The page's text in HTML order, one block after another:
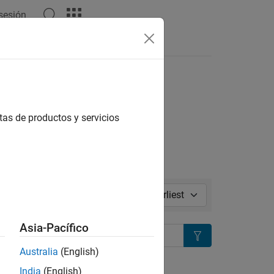
in page
de productos y servicios
Asia-Pacífico
Australia (English)
India (English)